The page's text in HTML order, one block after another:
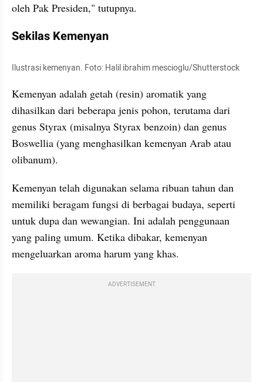
oleh Pak Presiden," tutupnya.
Sekilas Kemenyan
Ilustrasi kemenyan. Foto: Halil ibrahim mescioglu/Shutterstock
Kemenyan adalah getah (resin) aromatik yang
dihasilkan dari beberapa jenis pohon, terutama dari
genus Styrax (misalnya Styrax benzoin) dan genus
Boswellia (yang menghasilkan kemenyan Arab atau
olibanum).
Kemenyan telah digunakan selama ribuan tahun dan
memiliki beragam fungsi di berbagai budaya, seperti
untuk dupa dan wewangian. Ini adalah penggunaan
yang paling umum. Ketika dibakar, kemenyan
mengeluarkan aroma harum yang khas.
ADVERTISEMENT